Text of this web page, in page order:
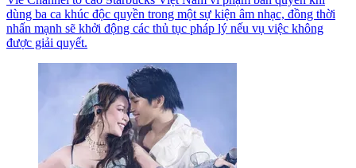
dùng ba ca khúc độc quyền trong một sự kiện âm nhạc, đồng thời
nhấn mạnh sẽ khởi động các thủ tục pháp lý nếu vụ việc không
được giải quyết.